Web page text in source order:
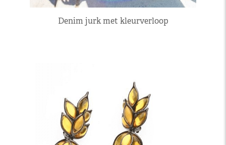
Denim jurk met kleurverloop